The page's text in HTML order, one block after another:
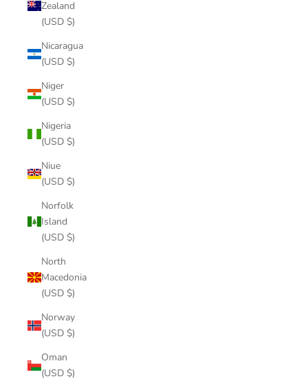
Zealand
(USD $)
Nicaragua
(USD $)
Niger
(USD $)
Nigeria
(USD $)
Niue
(USD $)
Norfolk
Island
(USD $)
North
Macedonia
(USD $)
Norway
(USD $)
Oman
(USD $)